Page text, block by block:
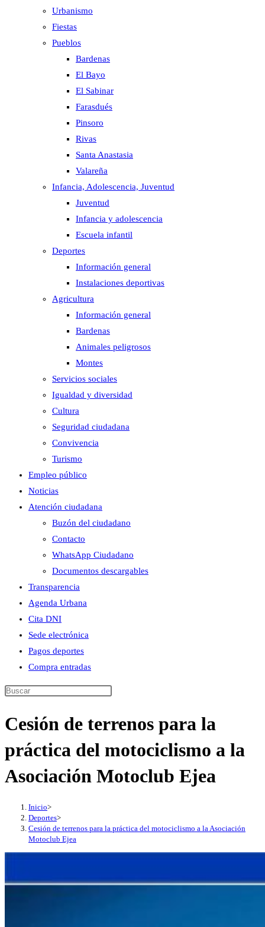
Urbanismo
Fiestas
Pueblos
Bardenas
El Bayo
El Sabinar
Farasdués
Pinsoro
Rivas
Santa Anastasia
Valareña
Infancia, Adolescencia, Juventud
Juventud
Infancia y adolescencia
Escuela infantil
Deportes
Información general
Instalaciones deportivas
Agricultura
Información general
Bardenas
Animales peligrosos
Montes
Servicios sociales
Igualdad y diversidad
Cultura
Seguridad ciudadana
Convivencia
Turismo
Empleo público
Noticias
Atención ciudadana
Buzón del ciudadano
Contacto
WhatsApp Ciudadano
Documentos descargables
Transparencia
Agenda Urbana
Cita DNI
Sede electrónica
Pagos deportes
Compra entradas
Buscar
esta
Cesión de terrenos para la
práctica del motociclismo a la
Asociación Motoclub Ejea
Inicio>
Deportes>
Cesión de terrenos para la práctica del motociclismo a la Asociación
Motoclub Ejea